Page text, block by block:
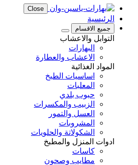
Close
الرئيسية
جميع الاقسام
التوابل والاعشاب
البهارات
الاعشاب والعطارة
المواد الغذائية
اساسيات الطبخ
المعلبات
حبوب بلدي
الزبيب والمكسرات
العسل والتمور
المشروبات
الشكولاتة والحلويات
ادوات المنزل والمطبخ
كاسات
مطايب وصحون